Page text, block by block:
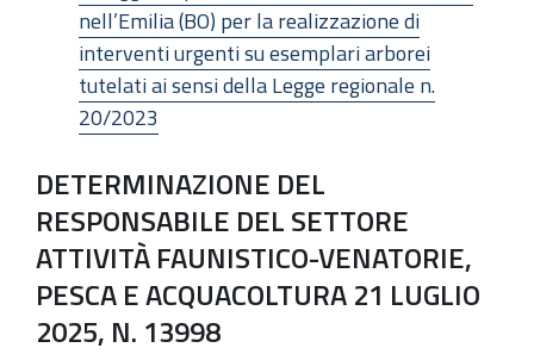
nell’Emilia (BO) per la realizzazione di
interventi urgenti su esemplari arborei
tutelati ai sensi della Legge regionale n.
20/2023
DETERMINAZIONE DEL
RESPONSABILE DEL SETTORE
ATTIVITÀ FAUNISTICO-VENATORIE,
PESCA E ACQUACOLTURA 21 LUGLIO
2025, N. 13998